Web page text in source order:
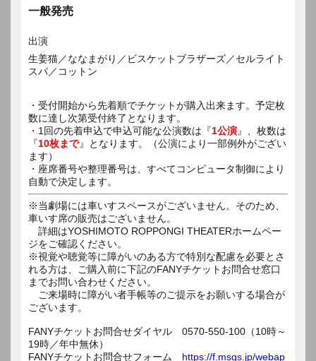
一般発売
出演
生姜猫／ななまがり／ビスケットブラザーズ／セルライト
スパ／コットン
・受付開始から先着順でチケットが購入出来ます。予定枚
数に達し次第受付終了となります。
・1回の先着申込で申込可能な公演数は『1公演』、枚数は
『10枚まで』となります。（公演により一部例外がござい
ます）
・座席番号や整理番号は、すべてコンピュータ制御により
自動で決定します。
※当劇場には車いすスペースがございません。そのため、
車いす席の販売はございません。
詳細はYOSHIMOTO ROPPONGI THEATERホームペー
ジをご確認ください。
※視覚や聴覚等に障がいのある方で特別な配慮を必要とさ
れる方は、ご購入前に下記のFANYチケットお問合せ窓口
までお問い合わせください。
ご来場時に障がい者手帳等のご提示をお願いする場合が
ございます。
FANYチケットお問合せダイヤル 0570-550-100（10時～
19時／年中無休）
FANYチケットお問合せフォーム https://f.msgs.jp/webap